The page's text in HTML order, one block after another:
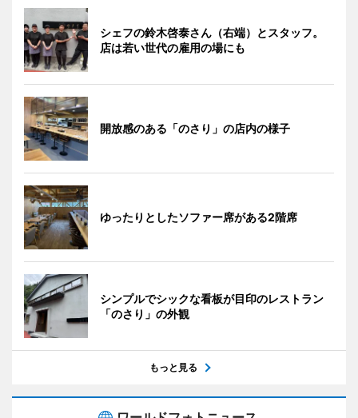
シェフの鈴木啓泰さん（右端）とスタッフ。
店は若い世代の雇用の場にも
開放感のある「のさり」の店内の様子
ゆったりとしたソファー席がある2階席
シンプルでシックな看板が目印のレストラン
「のさり」の外観
もっと見る